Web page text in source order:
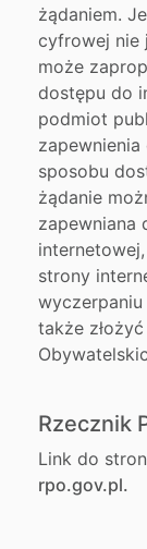
żądaniem.
cyfrowej nie
może
dostępu do
podmiot
sposobu
żądanie
zapewniana
strony
także
Rzecznik
Link do
rpo.gov.pl.